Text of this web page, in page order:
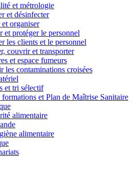
et métrologie
et désinfecter
organiser
et protéger le personnel
les clients et le personnel
couvrir et transporter
et espace fumeurs
les contaminations croisées
et tri sélectif
et Plan de Maîtrise Sanitaire
alimentaire
alimentaire